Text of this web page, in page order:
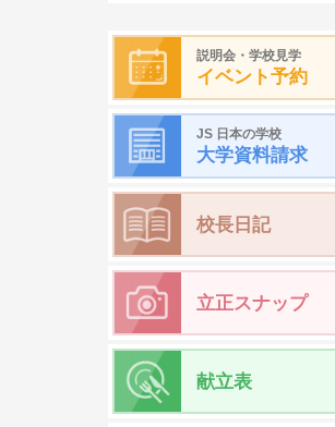
説明会・学校見学
イベント予約
JS 日本の学校
大学資料請求
校長日記
立正スナップ
献立表